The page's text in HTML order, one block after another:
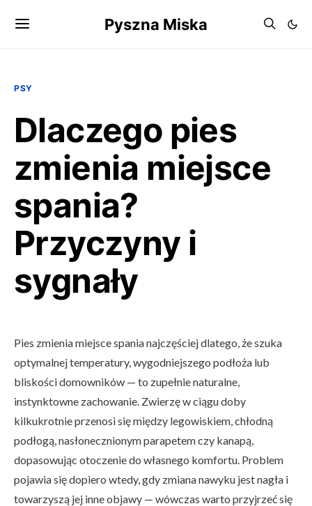
Pyszna Miska
PSY
Dlaczego pies
zmienia miejsce
spania?
Przyczyny i
sygnały
Pies zmienia miejsce spania najczęściej dlatego, że szuka
optymalnej temperatury, wygodniejszego podłoża lub
bliskości domowników — to zupełnie naturalne,
instynktowne zachowanie. Zwierzę w ciągu doby
kilkukrotnie przenosi się między legowiskiem, chłodną
podłogą, nasłonecznionym parapetem czy kanapą,
dopasowując otoczenie do własnego komfortu. Problem
pojawia się dopiero wtedy, gdy zmiana nawyku jest nagła i
towarzyszą jej inne objawy — wówczas warto przyjrzeć się